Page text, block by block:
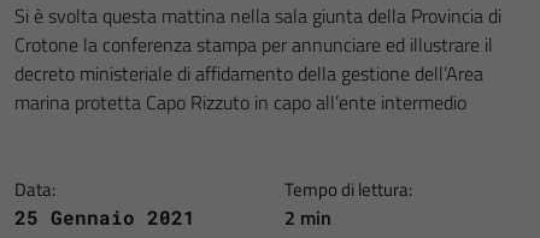
Si è svolta questa mattina nella sala giunta della Provincia di
Crotone la conferenza stampa per annunciare ed illustrare il
decreto ministeriale di affidamento della gestione dell’Area
marina protetta Capo Rizzuto in capo all’ente intermedio
Data:
25 Gennaio 2021
Tempo di lettura:
2 min